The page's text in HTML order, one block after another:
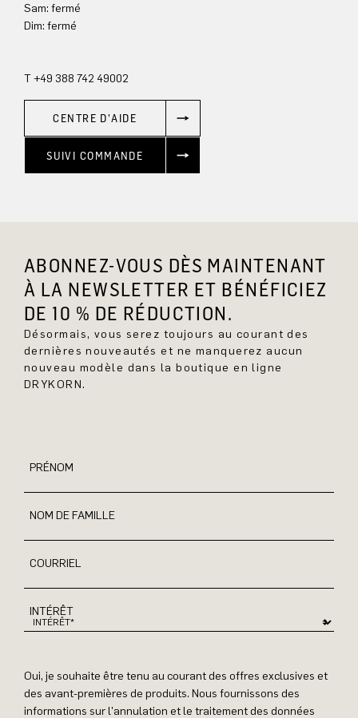
Sam: fermé
Dim: fermé
T +49 388 742 49002
CENTRE D'AIDE
SUIVI COMMANDE
ABONNEZ-VOUS DÈS MAINTENANT
À LA NEWSLETTER ET BÉNÉFICIEZ
DE 10 % DE RÉDUCTION.
Désormais, vous serez toujours au courant des
dernières nouveautés et ne manquerez aucun
nouveau modèle dans la boutique en ligne
DRYKORN.
PRÉNOM
NOM DE FAMILLE
COURRIEL
INTÉRÊT
Oui, je souhaite être tenu au courant des offres exclusives et
des avant-premières de produits. Nous fournissons des
informations sur l'annulation et le traitement des données